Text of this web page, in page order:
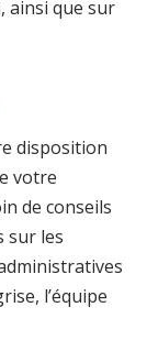
ainsi que sur
disposition
votre
de conseils
sur les
l’équipe